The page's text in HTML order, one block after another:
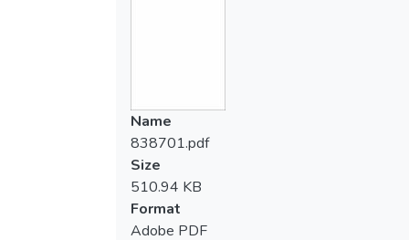
Name
838701.pdf
Size
510.94 KB
Format
Adobe PDF